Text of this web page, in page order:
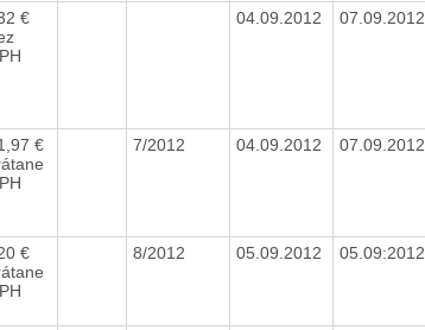
€
04.09.2012 07.09.2012
€
7/2012 04.09.2012 07.09.2012
€
8/2012 05.09.2012 05.09:2012